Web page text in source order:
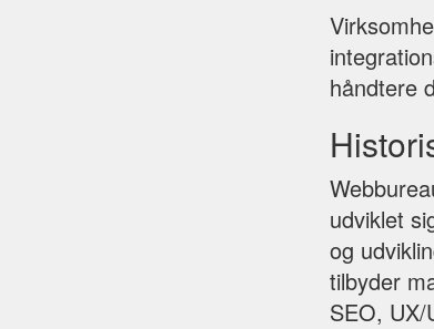
håndtere
udviklet
og
tilbyder
SEO, UX/